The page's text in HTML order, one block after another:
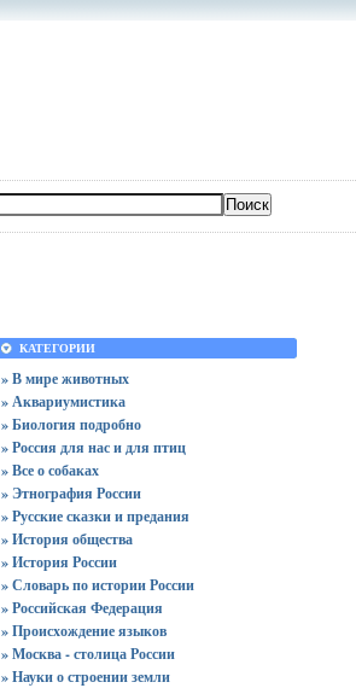
КАТЕГОРИИ
» В мире животных
» Аквариумистика
» Биология подробно
» Россия для нас и для птиц
» Все о собаках
» Этнография России
» Русские сказки и предания
» История общества
» История России
» Словарь по истории России
» Российская Федерация
» Происхождение языков
» Москва - столица России
» Науки о строении земли